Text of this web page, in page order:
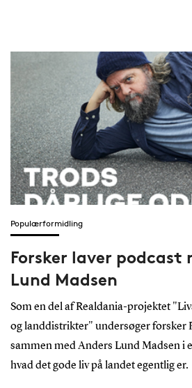
Populærformidling
Forsker laver podcast
Lund Madsen
Som en del af Realdania-projektet
og landdistrikter" undersøger forsker
sammen med Anders Lund Madsen i
hvad det gode liv på landet egentlig er.